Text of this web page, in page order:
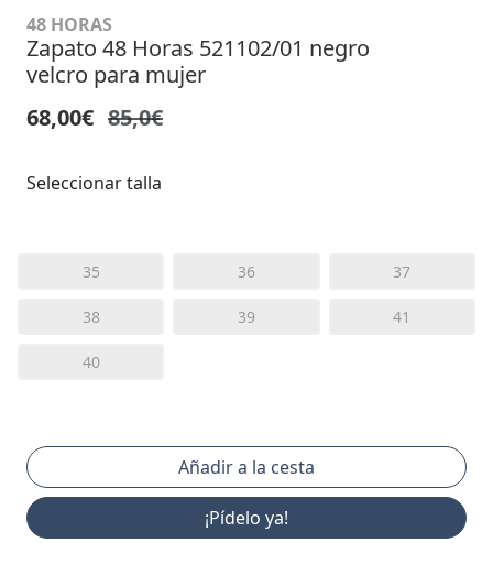
48 HORAS
Zapato 48 Horas 521102/01 negro
velcro para mujer
68,00€ 85,0€
Seleccionar talla
35 36 37
38 39 41
40
¡Pídelo ya!